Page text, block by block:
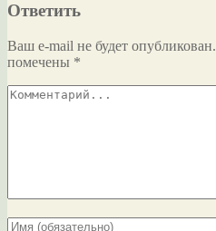
Ответить
Ваш e-mail не будет опубликован.
помечены *